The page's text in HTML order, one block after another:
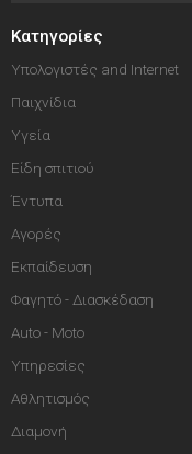
Κατηγορίες
Υπολογιστές and Internet
Παιχνίδια
Υγεία
Είδη σπιτιού
Έντυπα
Αγορές
Εκπαίδευση
Φαγητό - Διασκέδαση
Auto - Moto
Υπηρεσίες
Αθλητισμός
Διαμονή